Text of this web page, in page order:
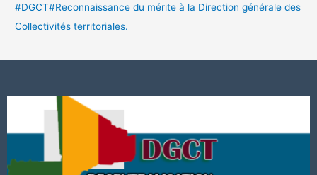
#DGCT#Reconnaissance du mérite à la Direction générale des
Collectivités territoriales.